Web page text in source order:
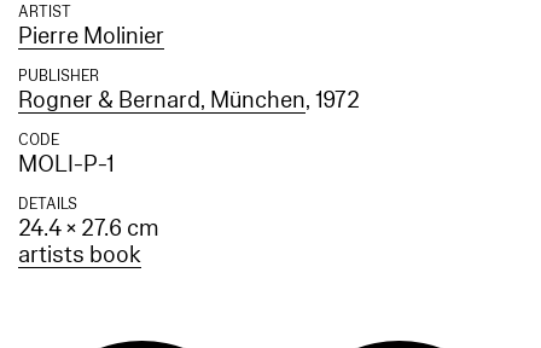
ARTIST
Pierre Molinier
PUBLISHER
Rogner & Bernard, München, 1972
CODE
MOLI-P-1
DETAILS
24.4 × 27.6 cm
artists book